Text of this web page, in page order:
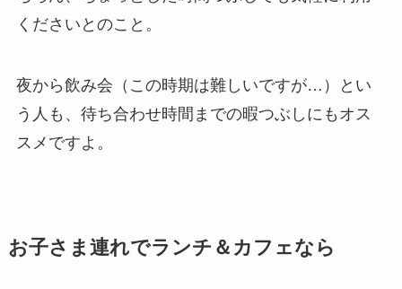
くださいとのこと。
夜から飲み会（この時期は難しいですが…）とい
う人も、待ち合わせ時間までの暇つぶしにもオス
スメですよ。
お子さま連れでランチ＆カフェなら